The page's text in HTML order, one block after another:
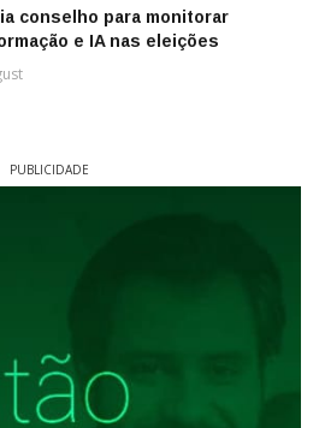
conselho para monitorar
e IA nas eleições
PUBLICIDADE